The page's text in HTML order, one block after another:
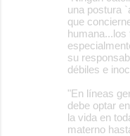
una postura
que
humana...los
su
débiles e
"En líneas
debe optar
la vida en
materno